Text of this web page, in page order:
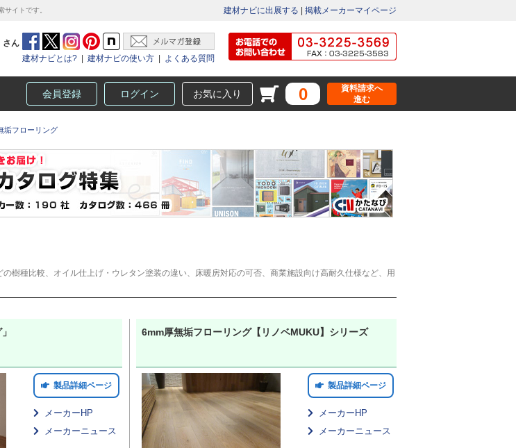
イトです。 建材ナビに出展する 掲載メーカーマイページ
さん
建材ナビとは?
建材ナビの使い方 よくある質問
会員登録 ログイン お気に入り 0
資料請求へ
進む
垢フローリング
樹種比較、オイル仕上げ・ウレタン塗装の違い、床暖房対応の可否、商業施設向け高耐久仕様など、用
製品詳細ページ
メーカーHP
メーカーニュース
6mm厚無垢フローリング【リノベMUKU】シリーズ
製品詳細ページ
メーカーHP
メーカーニュース